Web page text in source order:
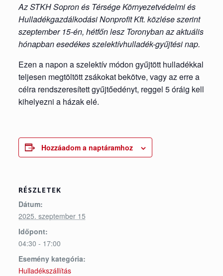
Az STKH Sopron és Térsége Környezetvédelmi és
Hulladékgazdálkodási Nonprofit Kft. közlése szerint
szeptember 15-én, hétfőn lesz Toronyban az aktuális
hónapban esedékes szelektívhulladék-gyűjtési nap.
Ezen a napon a szelektív módon gyűjtött hulladékkal
teljesen megtöltött zsákokat bekötve, vagy az erre a
célra rendszeresített gyűjtőedényt, reggel 5 óráig kell
kihelyezni a házak elé.
Hozzáadom a naptáramhoz
RÉSZLETEK
Dátum:
2025. szeptember 15
Időpont:
04:30 - 17:00
Esemény kategória:
Hulladékszállítás